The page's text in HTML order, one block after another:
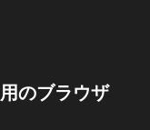
のブラウザ